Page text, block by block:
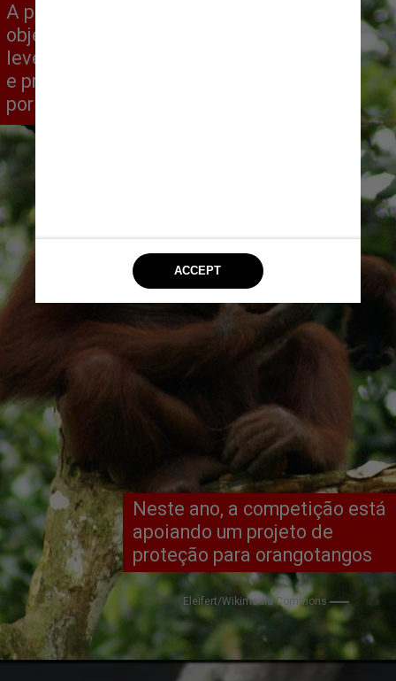
A premiação, criada em 2015, tem o
objetivo de mostrar um lado mais
leve da fotografia de vida selvagem
e promover a conservação de animais
por meio do humor
Eleifert/Wikimedia Commons
Neste ano, a competição está
apoiando um projeto de
proteção para orangotangos